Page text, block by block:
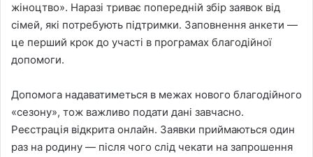
жіноцтво». Наразі триває попередній збір заявок від
сімей, які потребують підтримки. Заповнення анкети —
це перший крок до участі в програмах благодійної
допомоги.
Допомога надаватиметься в межах нового благодійного
«сезону», тож важливо подати дані завчасно.
Реєстрація відкрита онлайн. Заявки приймаються один
раз на родину — після чого слід чекати на запрошення